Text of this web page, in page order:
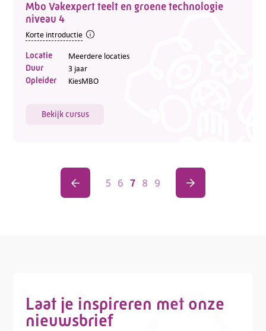
Mbo Vakexpert teelt en groene technologie
niveau 4
Korte introductie
Locatie Meerdere locaties
Duur 3 jaar
Opleider KiesMBO
Bekijk cursus
5 6 7 8 9
Laat je inspireren met onze
nieuwsbrief